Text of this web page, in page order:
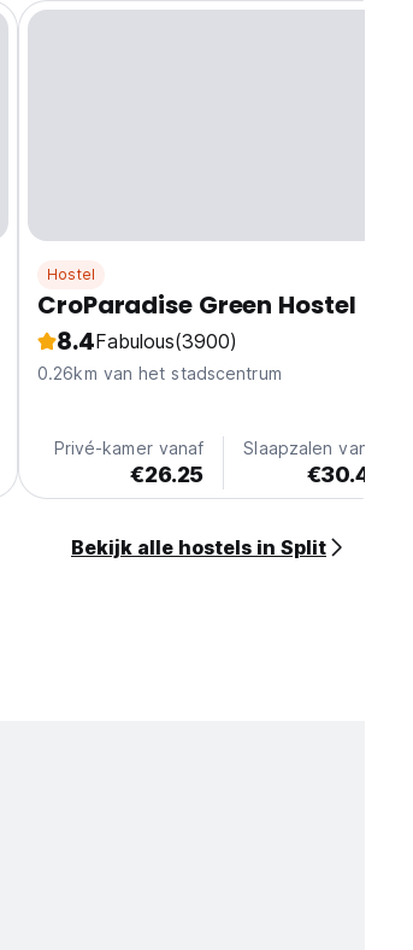
Hostel
CroParadise Green Hostel
8.4Fabulous(3900)
0.26km van het stadscentrum
Privé-kamer vanaf
€26.25
Slaapzalen vanaf
€30.45
Bekijk alle hostels in Split